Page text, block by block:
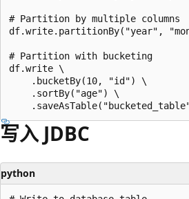
# Partition by multiple columns
df.write.partitionBy("year",
# Partition with bucketing
df.write \
    .bucketBy(10, "id") \
    .sortBy("age") \
写入 JDBC
python